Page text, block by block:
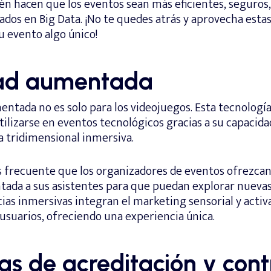
hacen que los eventos sean más eficientes,
en Big Data. ¡No te quedes atrás y aprovecha
evento algo único!
aumentada
no es solo para los videojuegos. Esta
en eventos tecnológicos gracias a su
tridimensional inmersiva.
frecuente que los organizadores de eventos
a sus asistentes para que puedan explorar
inmersivas integran el marketing sensorial y
ofreciendo una experiencia única.
de acreditación y